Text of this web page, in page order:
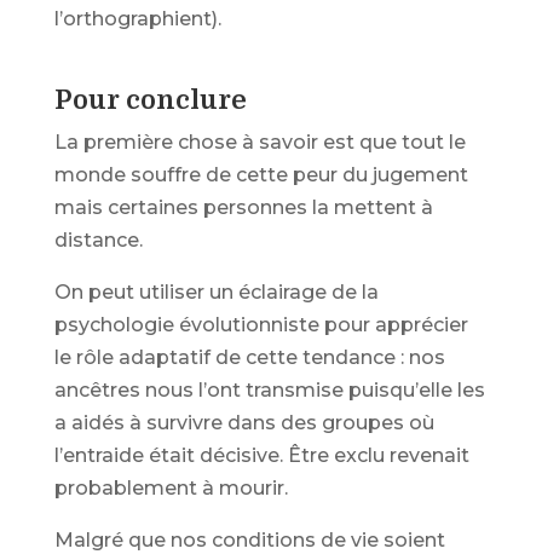
l’orthographient).
Pour conclure
La première chose à savoir est que tout le
monde souffre de cette peur du jugement
mais certaines personnes la mettent à
distance.
On peut utiliser un éclairage de la
psychologie évolutionniste pour apprécier
le rôle adaptatif de cette tendance : nos
ancêtres nous l’ont transmise puisqu’elle les
a aidés à survivre dans des groupes où
l’entraide était décisive. Être exclu revenait
probablement à mourir.
Malgré que nos conditions de vie soient